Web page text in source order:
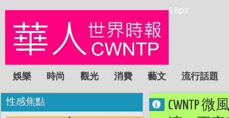
18px
娛樂 時尚 觀光 消費 藝文 流行話題
CWNTP
性感焦點